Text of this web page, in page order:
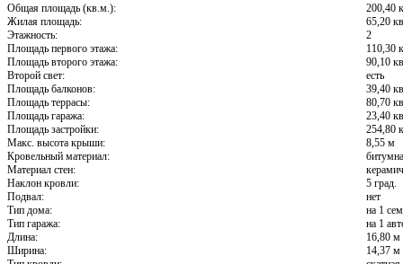
Общая площадь (кв.м.):
200,40
Жилая площадь:
65,20
Этажность:
2
Площадь первого этажа:
110,30
Площадь второго этажа:
90,10
Второй свет:
есть
Площадь балконов:
39,40
Площадь террасы:
80,70
Площадь гаража:
23,40
Площадь застройки:
254,80
Макс. высота крыши:
8,55 м
Кровельный материал:
Материал стен:
Наклон кровли:
5 град.
Подвал:
нет
Тип дома:
на 1
Тип гаража:
на 1
Длина:
16,80 м
Ширина:
14,37 м